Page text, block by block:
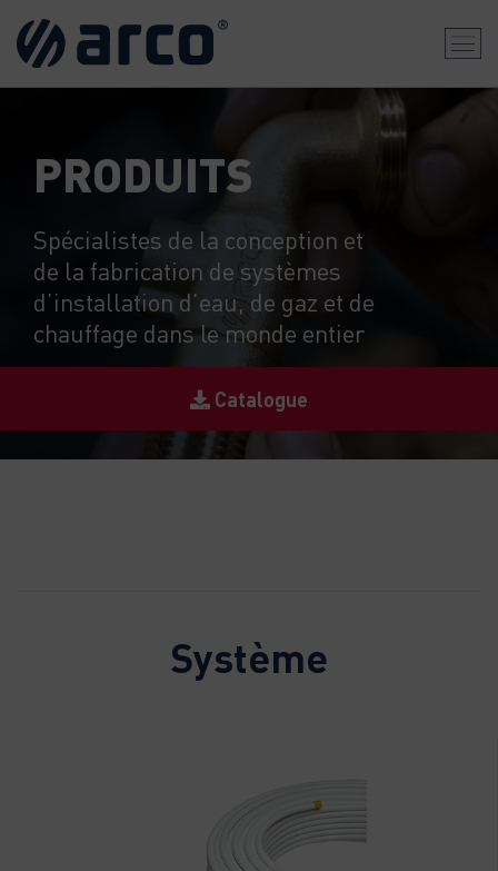
PRODUITS
Spécialistes de la conception et
de la fabrication de systèmes
d’installation d’eau, de gaz et de
chauffage dans le monde entier
Catalogue
Système